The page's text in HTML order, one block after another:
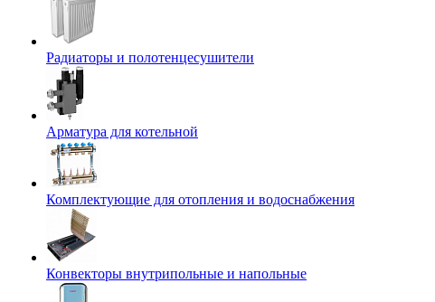
Радиаторы и полотенцесушители
Арматура для котельной
Комплектующие для отопления и водоснабжения
Конвекторы внутрипольные и напольные